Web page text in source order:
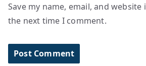
Save my name, email, and
the next time I comment.